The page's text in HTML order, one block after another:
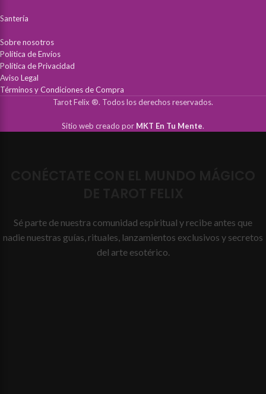
Santería
Sobre nosotros
Política de Envíos
Política de Privacidad
Aviso Legal
Términos y Condiciones de Compra
Tarot Felix ®. Todos los derechos reservados.
Sitio web creado por MKT En Tu Mente.
Sé parte de nuestra comunidad espiritual y recibe antes que
nadie nuestras guías, rituales, lanzamientos exclusivos y secretos
del arte esotérico.